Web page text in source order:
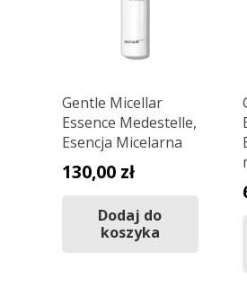
Gentle Micellar
Essence Medestelle,
Esencja Micelarna
130,00 zł
Dodaj do
koszyka